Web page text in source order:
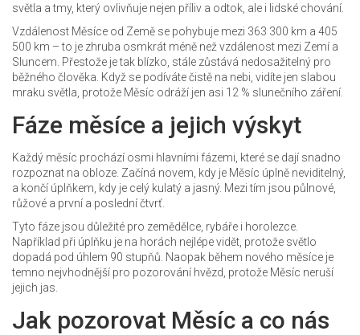
světla a tmy, který ovlivňuje nejen příliv a odtok, ale i lidské chování.
Vzdálenost Měsíce od Země se pohybuje mezi 363 300 km a 405
500 km – to je zhruba osmkrát méně než vzdálenost mezi Zemí a
Sluncem. Přestože je tak blízko, stále zůstává nedosažitelný pro
běžného člověka. Když se podíváte čistě na nebi, vidíte jen slabou
mraku světla, protože Měsíc odráží jen asi 12 % slunečního záření.
Fáze měsíce a jejich výskyt
Každý měsíc prochází osmi hlavními fázemi, které se dají snadno
rozpoznat na obloze. Začíná novem, kdy je Měsíc úplně neviditelný,
a končí úplňkem, kdy je celý kulatý a jasný. Mezi tím jsou půlnové,
růžové a první a poslední čtvrť.
Tyto fáze jsou důležité pro zemědělce, rybáře i horolezce.
Například při úplňku je na horách nejlépe vidět, protože světlo
dopadá pod úhlem 90 stupňů. Naopak během nového měsíce je
temno nejvhodnější pro pozorování hvězd, protože Měsíc neruší
jejich jas.
Jak pozorovat Měsíc a co nás